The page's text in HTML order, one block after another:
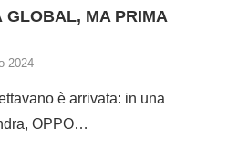
GLOBAL, MA PRIMA
2024
è arrivata: in una
OPPO…